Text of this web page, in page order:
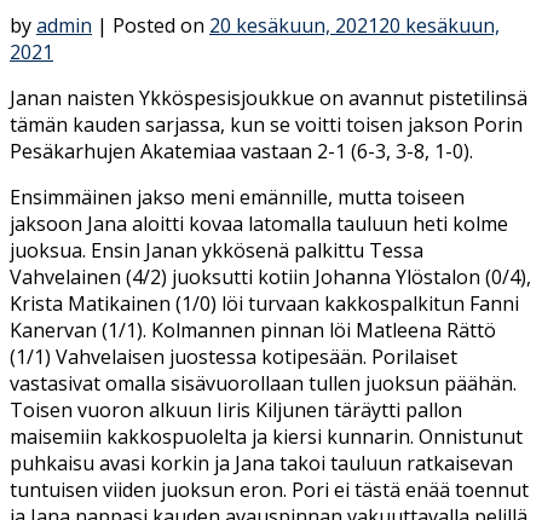
byadmin | Posted on 20 kesäkuun, 202120 kesäkuun,
2021
Janan naisten Ykköspesisjoukkue on avannut pistetilinsä
tämän kauden sarjassa, kun se voitti toisen jakson Porin
Pesäkarhujen Akatemiaa vastaan 2-1 (6-3, 3-8, 1-0).
Ensimmäinen jakso meni emännille, mutta toiseen
jaksoon Jana aloitti kovaa latomalla tauluun heti kolme
juoksua. Ensin Janan ykkösenä palkittu Tessa
Vahvelainen (4/2) juoksutti kotiin Johanna Ylöstalon (0/4),
Krista Matikainen (1/0) löi turvaan kakkospalkitun Fanni
Kanervan (1/1). Kolmannen pinnan löi Matleena Rättö
(1/1) Vahvelaisen juostessa kotipesään. Porilaiset
vastasivat omalla sisävuorollaan tullen juoksun päähän.
Toisen vuoron alkuun Iiris Kiljunen täräytti pallon
maisemiin kakkospuolelta ja kiersi kunnarin. Onnistunut
puhkaisu avasi korkin ja Jana takoi tauluun ratkaisevan
tuntuisen viiden juoksun eron. Pori ei tästä enää toennut